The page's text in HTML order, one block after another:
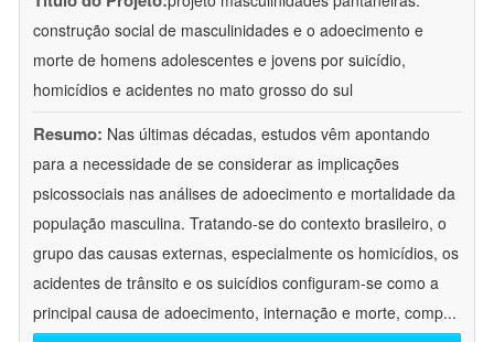
construção social de masculinidades e o adoecimento e
morte de homens adolescentes e jovens por suicídio,
homicídios e acidentes no mato grosso do sul
Resumo: Nas últimas décadas, estudos vêm apontando
para a necessidade de se considerar as implicações
psicossociais nas análises de adoecimento e mortalidade da
população masculina. Tratando-se do contexto brasileiro, o
grupo das causas externas, especialmente os homicídios, os
acidentes de trânsito e os suicídios configuram-se como a
principal causa de adoecimento, internação e morte, comp...